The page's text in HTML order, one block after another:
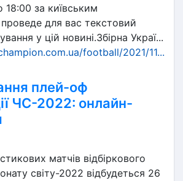
18:00 за київським
для вас текстовий
у цій новині.Збірна Украї...
football/2021/11...
плей-оф
ЧС-2022: онлайн-
матчів відбіркового
світу-2022 відбудеться 26